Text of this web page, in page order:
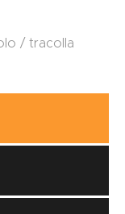
/ tracolla